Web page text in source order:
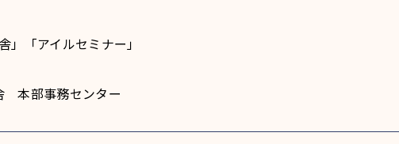
」「アイルセミナー」
本部事務センター